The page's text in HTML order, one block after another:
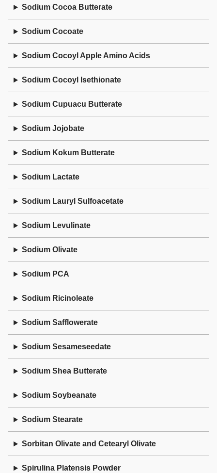
Sodium Cocoa Butterate
Sodium Cocoate
Sodium Cocoyl Apple Amino Acids
Sodium Cocoyl Isethionate
Sodium Cupuacu Butterate
Sodium Jojobate
Sodium Kokum Butterate
Sodium Lactate
Sodium Lauryl Sulfoacetate
Sodium Levulinate
Sodium Olivate
Sodium PCA
Sodium Ricinoleate
Sodium Safflowerate
Sodium Sesameseedate
Sodium Shea Butterate
Sodium Soybeanate
Sodium Stearate
Sorbitan Olivate and Cetearyl Olivate
Spirulina Platensis Powder